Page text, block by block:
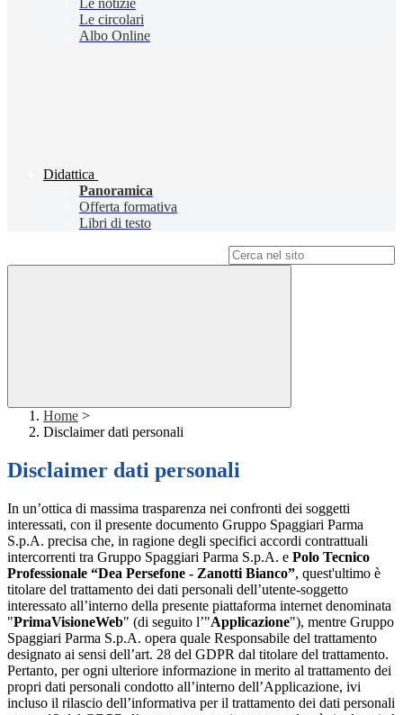
Le notizie
Le circolari
Albo Online
Didattica
Panoramica
Offerta formativa
Libri di testo
Home >
Disclaimer dati personali
Disclaimer dati personali
In un’ottica di massima trasparenza nei confronti dei soggetti
interessati, con il presente documento Gruppo Spaggiari Parma
S.p.A. precisa che, in ragione degli specifici accordi contrattuali
intercorrenti tra Gruppo Spaggiari Parma S.p.A. e Polo Tecnico
Professionale “Dea Persefone - Zanotti Bianco”, quest'ultimo è
titolare del trattamento dei dati personali dell’utente-soggetto
interessato all’interno della presente piattaforma internet denominata
"PrimaVisioneWeb" (di seguito l’"Applicazione"), mentre Gruppo
Spaggiari Parma S.p.A. opera quale Responsabile del trattamento
designato ai sensi dell’art. 28 del GDPR dal titolare del trattamento.
Pertanto, per ogni ulteriore informazione in merito al trattamento dei
propri dati personali condotto all’interno dell’Applicazione, ivi
incluso il rilascio dell’informativa per il trattamento dei dati personali